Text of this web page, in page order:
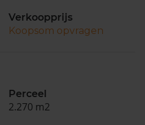
Verkoopprijs
Koopsom opvragen
Perceel
2.270 m2